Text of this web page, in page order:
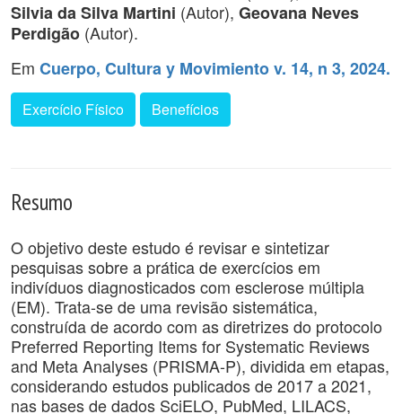
Silvia da Silva Martini (Autor), Geovana Neves
Perdigão (Autor).
Em Cuerpo, Cultura y Movimiento v. 14, n 3, 2024.
Exercício Físico Benefícios
Resumo
O objetivo deste estudo é revisar e sintetizar
pesquisas sobre a prática de exercícios em
indivíduos diagnosticados com esclerose múltipla
(EM). Trata-se de uma revisão sistemática,
construída de acordo com as diretrizes do protocolo
Preferred Reporting Items for Systematic Reviews
and Meta Analyses (PRISMA-P), dividida em etapas,
considerando estudos publicados de 2017 a 2021,
nas bases de dados SciELO, PubMed, LILACS,